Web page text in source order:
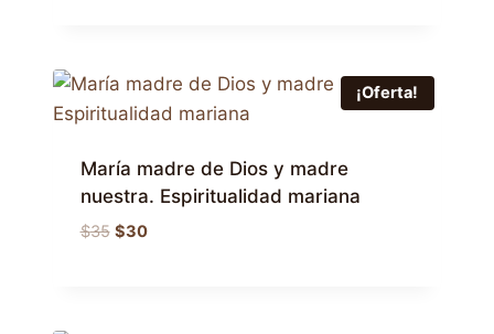
¡Oferta!
María madre de Dios y madre
nuestra. Espiritualidad mariana
$35 El
$30El